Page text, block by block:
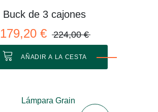
Buck de 3 cajones
179,20 € 224,00 €
AÑADIR A LA CESTA